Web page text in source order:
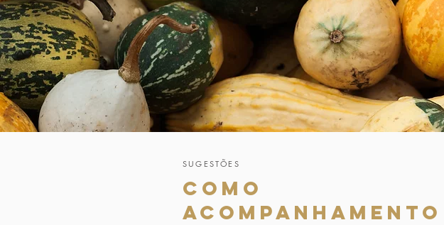
SUGESTÕES
como
acompanhamento